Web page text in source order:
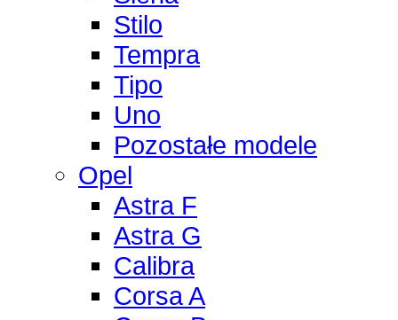
Stilo
Tempra
Tipo
Uno
Pozostałe modele
Opel
Astra F
Astra G
Calibra
Corsa A